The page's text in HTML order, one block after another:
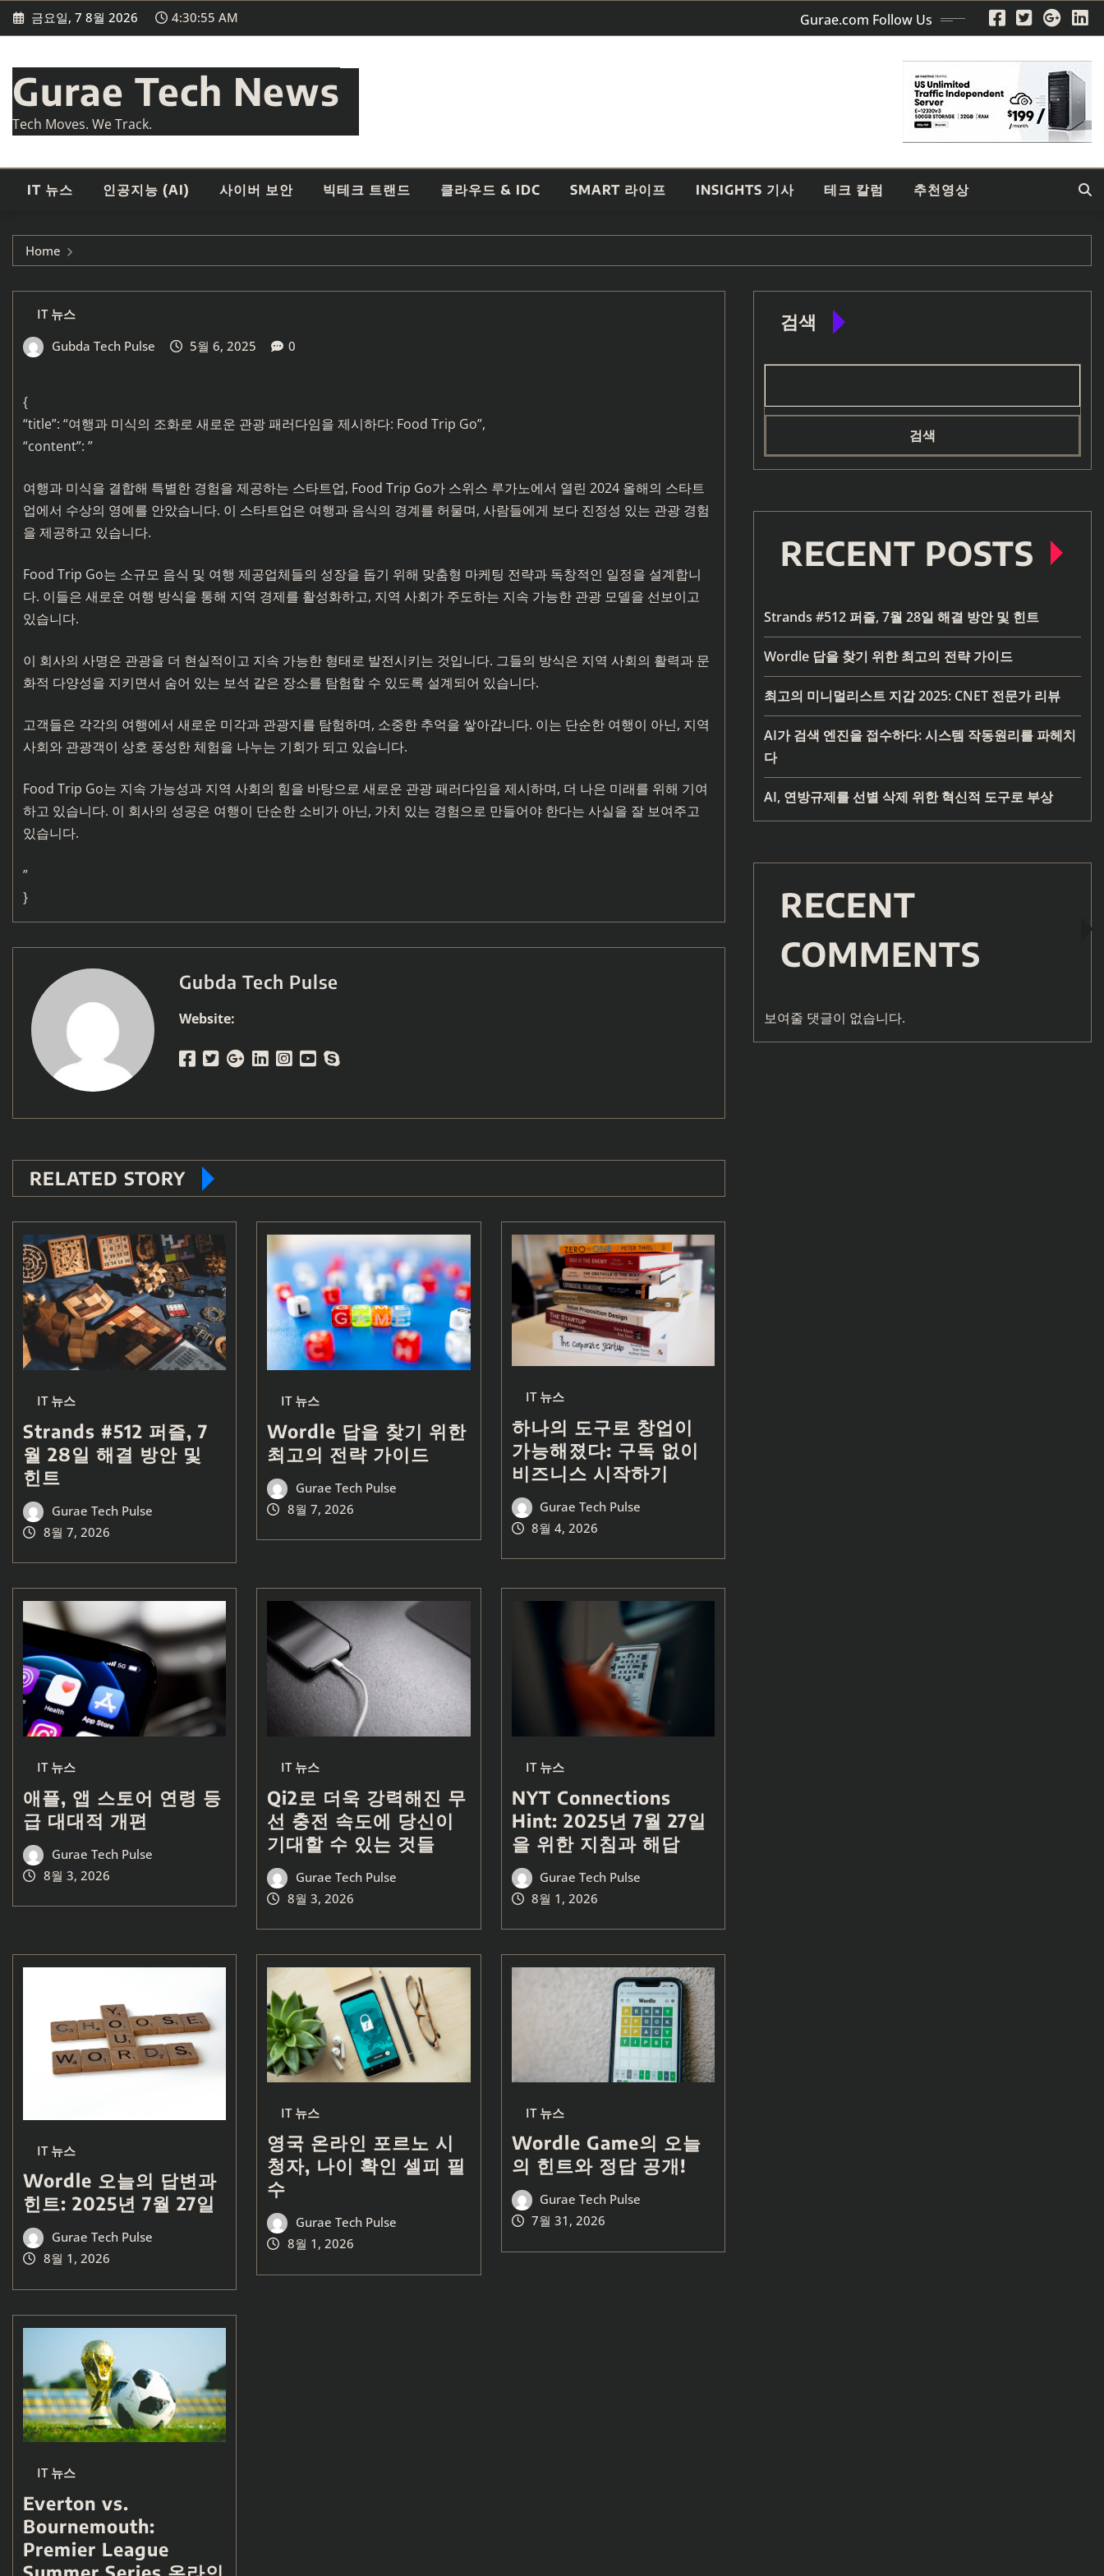
Skip
to
금요일, 7 8월 2026 4:30:57 AM Gurae.com Follow Us
Gurae Tech News
Tech Moves. We Track.
IT 뉴스 인공지능 (AI) 사이버 보안 빅테크 트랜드 클라우드 & IDC SMART 라이프 INSIGHTS 기사 테크 칼럼 추천영상
Home
IT 뉴스
Gubda Tech Pulse
5월 6, 2025 0
{
“title”: “여행과 미식의 조화로 새로운 관광 패러다임을 제시하다: Food Trip Go”,
“content”: ”
여행과 미식을 결합해 특별한 경험을 제공하는 스타트업, Food Trip Go가 스위스 루가노에서 열린 2024 올해의 스타트
업에서 수상의 영예를 안았습니다. 이 스타트업은 여행과 음식의 경계를 허물며, 사람들에게 보다 진정성 있는 관광 경험
을 제공하고 있습니다.
Food Trip Go는 소규모 음식 및 여행 제공업체들의 성장을 돕기 위해 맞춤형 마케팅 전략과 독창적인 일정을 설계합니
다. 이들은 새로운 여행 방식을 통해 지역 경제를 활성화하고, 지역 사회가 주도하는 지속 가능한 관광 모델을 선보이고
있습니다.
이 회사의 사명은 관광을 더 현실적이고 지속 가능한 형태로 발전시키는 것입니다. 그들의 방식은 지역 사회의 활력과 문
화적 다양성을 지키면서 숨어 있는 보석 같은 장소를 탐험할 수 있도록 설계되어 있습니다.
고객들은 각각의 여행에서 새로운 미각과 관광지를 탐험하며, 소중한 추억을 쌓아갑니다. 이는 단순한 여행이 아닌, 지역
사회와 관광객이 상호 풍성한 체험을 나누는 기회가 되고 있습니다.
Food Trip Go는 지속 가능성과 지역 사회의 힘을 바탕으로 새로운 관광 패러다임을 제시하며, 더 나은 미래를 위해 기여
하고 있습니다. 이 회사의 성공은 여행이 단순한 소비가 아닌, 가치 있는 경험으로 만들어야 한다는 사실을 잘 보여주고
있습니다.
”
}
Gubda Tech Pulse
Website:
RELATED STORY
IT 뉴스
Strands #512 퍼즐, 7
월 28일 해결 방안 및
힌트
Gurae Tech Pulse
8월 7, 2026
IT 뉴스
Wordle 답을 찾기 위한
최고의 전략 가이드
Gurae Tech Pulse
8월 7, 2026
IT 뉴스
하나의 도구로 창업이
가능해졌다: 구독 없이
비즈니스 시작하기
Gurae Tech Pulse
8월 4, 2026
IT 뉴스
애플, 앱 스토어 연령 등
급 대대적 개편
Gurae Tech Pulse
8월 3, 2026
IT 뉴스
Qi2로 더욱 강력해진 무
선 충전 속도에 당신이
기대할 수 있는 것들
Gurae Tech Pulse
8월 3, 2026
IT 뉴스
NYT Connections
Hint: 2025년 7월 27일
을 위한 지침과 해답
Gurae Tech Pulse
8월 1, 2026
IT 뉴스
Wordle 오늘의 답변과
힌트: 2025년 7월 27일
Gurae Tech Pulse
8월 1, 2026
IT 뉴스
영국 온라인 포르노 시
청자, 나이 확인 셀피 필
수
Gurae Tech Pulse
8월 1, 2026
IT 뉴스
Wordle Game의 오늘
의 힌트와 정답 공개!
Gurae Tech Pulse
7월 31, 2026
IT 뉴스
Everton vs.
Bournemouth:
Premier League
검색
검색
RECENT POSTS
Strands #512 퍼즐, 7월 28일 해결 방안 및 힌트
Wordle 답을 찾기 위한 최고의 전략 가이드
최고의 미니멀리스트 지갑 2025: CNET 전문가 리뷰
AI가 검색 엔진을 접수하다: 시스템 작동원리를 파헤치
다
AI, 연방규제를 선별 삭제 위한 혁신적 도구로 부상
RECENT
COMMENTS
보여줄 댓글이 없습니다.